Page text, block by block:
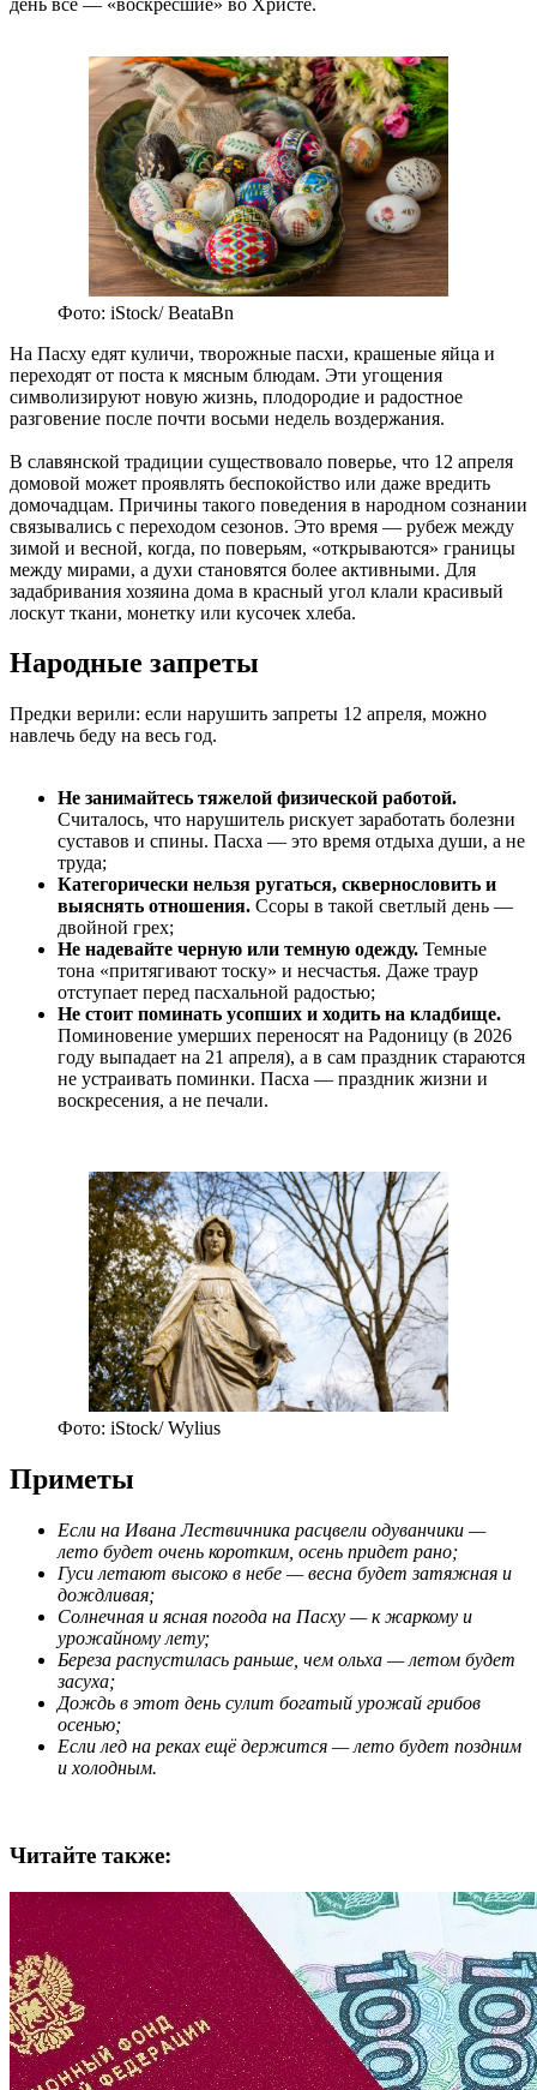
Фото: iStock/ BeataBn
На Пасху едят куличи, творожные пасхи, крашеные яйца и
переходят от поста к мясным блюдам. Эти угощения
символизируют новую жизнь, плодородие и радостное
разговение после почти восьми недель воздержания.
В славянской традиции существовало поверье, что 12 апреля
домовой может проявлять беспокойство или даже вредить
домочадцам. Причины такого поведения в народном сознании
связывались с переходом сезонов. Это время — рубеж между
зимой и весной, когда, по поверьям, «открываются» границы
между мирами, а духи становятся более активными. Для
задабривания хозяина дома в красный угол клали красивый
лоскут ткани, монетку или кусочек хлеба.
Народные запреты
Предки верили: если нарушить запреты 12 апреля, можно
навлечь беду на весь год.
Не занимайтесь тяжелой физической работой.
Считалось, что нарушитель рискует заработать болезни
суставов и спины. Пасха — это время отдыха души, а не
труда;
Категорически нельзя ругаться, сквернословить и
выяснять отношения. Ссоры в такой светлый день —
двойной грех;
Не надевайте черную или темную одежду. Темные
тона «притягивают тоску» и несчастья. Даже траур
отступает перед пасхальной радостью;
Не стоит поминать усопших и ходить на кладбище.
Поминовение умерших переносят на Радоницу (в 2026
году выпадает на 21 апреля), а в сам праздник стараются
не устраивать поминки. Пасха — праздник жизни и
воскресения, а не печали.
Фото: iStock/ Wylius
Приметы
Если на Ивана Лествичника расцвели одуванчики —
лето будет очень коротким, осень придет рано;
Гуси летают высоко в небе — весна будет затяжная и
дождливая;
Солнечная и ясная погода на Пасху — к жаркому и
урожайному лету;
Береза распустилась раньше, чем ольха — летом будет
засуха;
Дождь в этот день сулит богатый урожай грибов
осенью;
Если лед на реках ещё держится — лето будет поздним
и холодным.
Читайте также: